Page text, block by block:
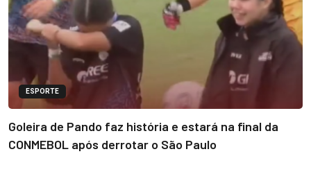
ESPORTE
Goleira de Pando faz história e estará na final da
CONMEBOL após derrotar o São Paulo